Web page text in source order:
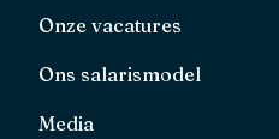
Onze vacatures
Ons salarismodel
Media